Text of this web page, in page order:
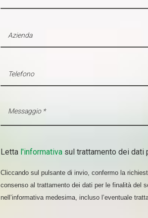
Letta l'informativa sul trattamento dei dati
Cliccando sul pulsante di invio, confermo la
consenso al trattamento dei dati per le finalità del
nell’informativa medesima, incluso l’eventuale